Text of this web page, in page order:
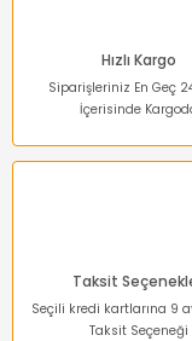
Hızlı Kargo
Siparişleriniz En Geç
İçerisinde
Taksit
Seçili kredi kartlarına 9
Taksit Seçeneği